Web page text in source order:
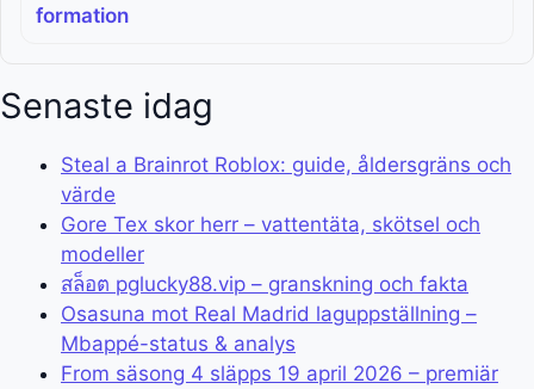
formation
Senaste idag
Steal a Brainrot Roblox: guide, åldersgräns och
värde
Gore Tex skor herr – vattentäta, skötsel och
modeller
สล็อต pglucky88.vip – granskning och fakta
Osasuna mot Real Madrid laguppställning –
Mbappé-status & analys
From säsong 4 släpps 19 april 2026 – premiär